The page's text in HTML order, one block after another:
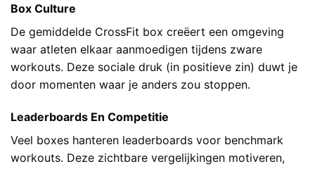
Box Culture
De gemiddelde CrossFit box creëert een omgeving
waar atleten elkaar aanmoedigen tijdens zware
workouts. Deze sociale druk (in positieve zin) duwt je
door momenten waar je anders zou stoppen.
Leaderboards En Competitie
Veel boxes hanteren leaderboards voor benchmark
workouts. Deze zichtbare vergelijkingen motiveren,